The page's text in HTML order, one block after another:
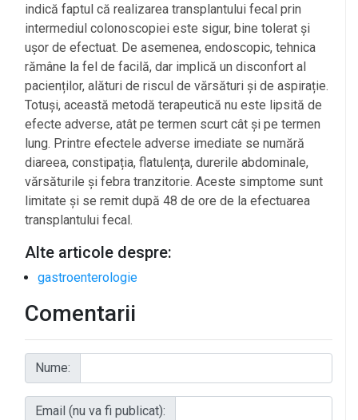
indică faptul că realizarea transplantului fecal prin
intermediul colonoscopiei este sigur, bine tolerat și
ușor de efectuat. De asemenea, endoscopic, tehnica
rămâne la fel de facilă, dar implică un disconfort al
pacienților, alături de riscul de vărsături și de aspirație.
Totuși, această metodă terapeutică nu este lipsită de
efecte adverse, atât pe termen scurt cât și pe termen
lung. Printre efectele adverse imediate se numără
diareea, constipația, flatulența, durerile abdominale,
vărsăturile și febra tranzitorie. Aceste simptome sunt
limitate și se remit după 48 de ore de la efectuarea
transplantului fecal.
Alte articole despre:
gastroenterologie
Comentarii
Nume:
Email (nu va fi publicat):